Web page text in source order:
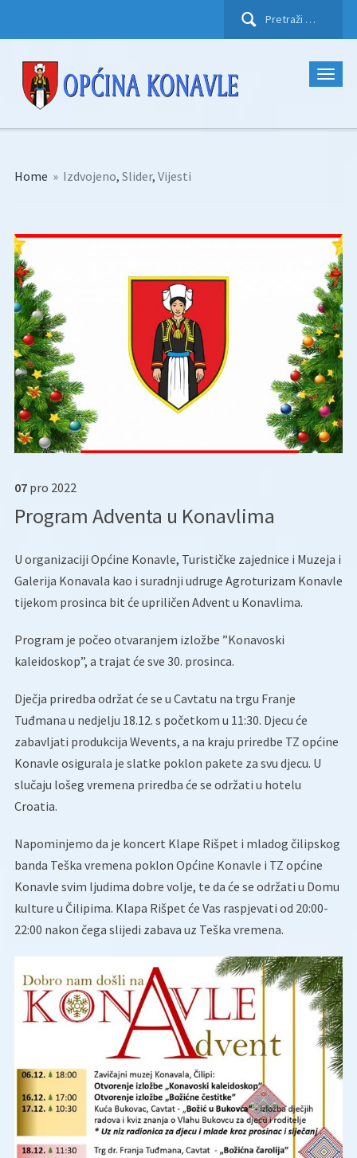
Pretraži:
Home » Izdvojeno, Slider, Vijesti
07 pro 2022
Program Adventa u Konavlima
U organizaciji Općine Konavle, Turističke zajednice i Muzeja i
Galerija Konavala kao i suradnji udruge Agroturizam Konavle
tijekom prosinca bit će upriličen Advent u Konavlima.
Program je počeo otvaranjem izložbe ”Konavoski
kaleidoskop”, a trajat će sve 30. prosinca.
Dječja priredba održat će se u Cavtatu na trgu Franje
Tuđmana u nedjelju 18.12. s početkom u 11:30. Djecu će
zabavljati produkcija Wevents, a na kraju priredbe TZ općine
Konavle osigurala je slatke poklon pakete za svu djecu. U
slučaju lošeg vremena priredba će se održati u hotelu
Croatia.
Napominjemo da je koncert Klape Rišpet i mladog čilipskog
banda Teška vremena poklon Općine Konavle i TZ općine
Konavle svim ljudima dobre volje, te da će se održati u Domu
kulture u Čilipima. Klapa Rišpet će Vas raspjevati od 20:00-
22:00 nakon čega slijedi zabava uz Teška vremena.